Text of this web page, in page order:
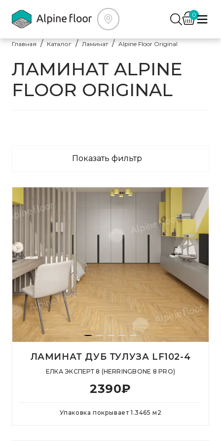
0
Главная Каталог Ламинат Alpine Floor Original
ЛАМИНАТ ALPINE
FLOOR ORIGINAL
Показать фильтр
ЛАМИНАТ ДУБ ТУЛУЗА LF102-4
ЕЛКА ЭКСПЕРТ 8 (HERRINGBONE 8 PRO)
2390₽
Упаковка покрывает 1.3465 м 2